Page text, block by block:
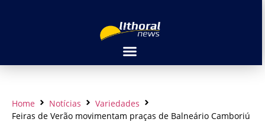
Home Notícias
Variedades
Feiras de Verão movimentam praças de Balneário Camboriú